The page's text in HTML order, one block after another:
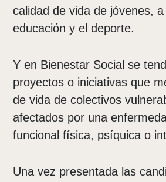
calidad de vida de jóvenes,
educación y el deporte.
Y en Bienestar Social se
proyectos o iniciativas que
de vida de colectivos
afectados por una
funcional física, psíquica o
Una vez presentada las